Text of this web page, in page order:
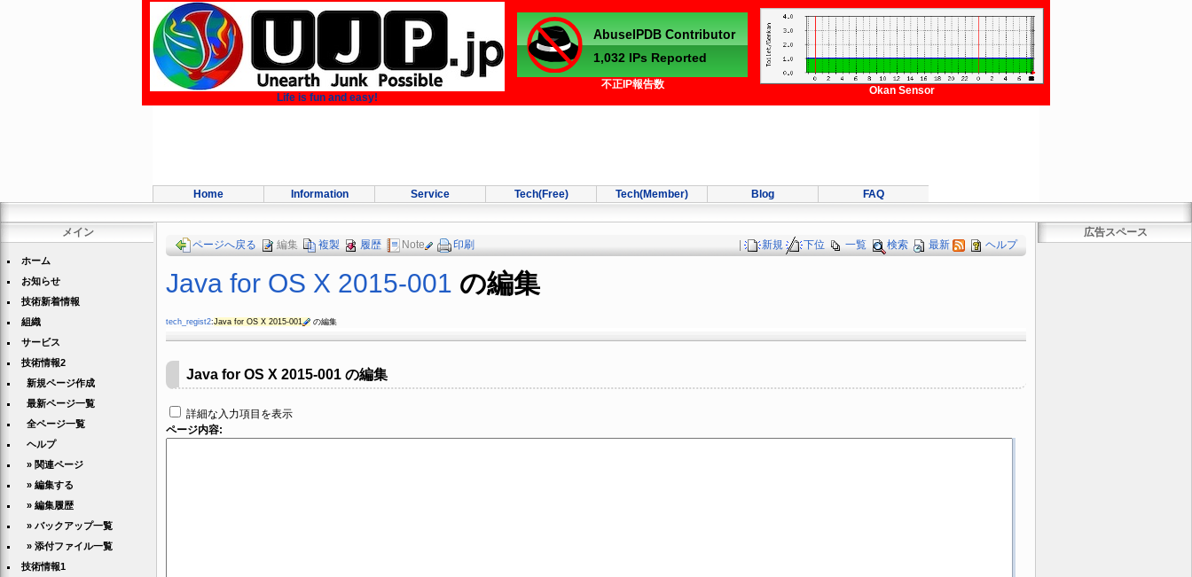
Life is fun and easy!
不正IP報告数
Okan Sensor
Home Information Service Tech(Free) Tech(Member) Blog FAQ
メイン
ホーム
お知らせ
技術新着情報
組織
サービス
技術情報2
新規ページ作成
最新ページ一覧
全ページ一覧
ヘルプ
» 関連ページ
» 編集する
» 編集履歴
» バックアップ一覧
» 添付ファイル一覧
技術情報1
新規 下位 一覧 検索 最新 ヘルプ
ページへ戻る 編集 複製 履歴 Note 印刷
Java for OS X 2015-001 の編集
tech_regist2:Java for OS X 2015-001 の編集
Java for OS X 2015-001 の編集
詳細な入力項目を表示
ページ内容:
広告スペース